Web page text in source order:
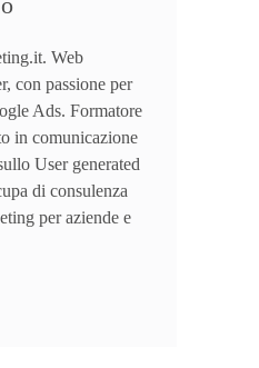
Web
con passione per
Ads. Formatore
in comunicazione
User generated
di consulenza
per aziende e